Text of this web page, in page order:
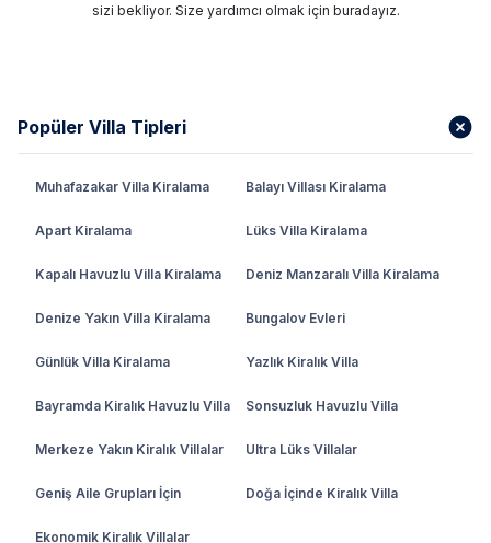
sizi bekliyor. Size yardımcı olmak için buradayız.
Popüler Villa Tipleri
Muhafazakar Villa Kiralama Balayı Villası Kiralama
Apart Kiralama Lüks Villa Kiralama
Kapalı Havuzlu Villa Kiralama Deniz Manzaralı Villa Kiralama
Denize Yakın Villa Kiralama Bungalov Evleri
Günlük Villa Kiralama Yazlık Kiralık Villa
Bayramda Kiralık Havuzlu Villa Sonsuzluk Havuzlu Villa
Merkeze Yakın Kiralık Villalar Ultra Lüks Villalar
Geniş Aile Grupları İçin Doğa İçinde Kiralık Villa
Ekonomik Kiralık Villalar